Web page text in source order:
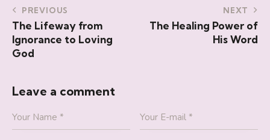
PREVIOUS
The Lifeway from
Ignorance to Loving
God
NEXT
The Healing Power of
His Word
Leave a comment